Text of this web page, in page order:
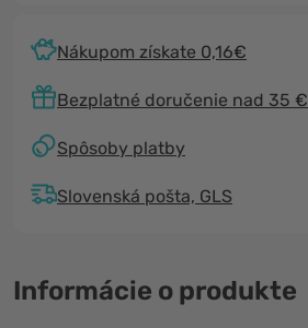
Nákupom získate 0,16€
Bezplatné doručenie nad 35 €
Spôsoby platby
Slovenská pošta, GLS
Informácie o produkte